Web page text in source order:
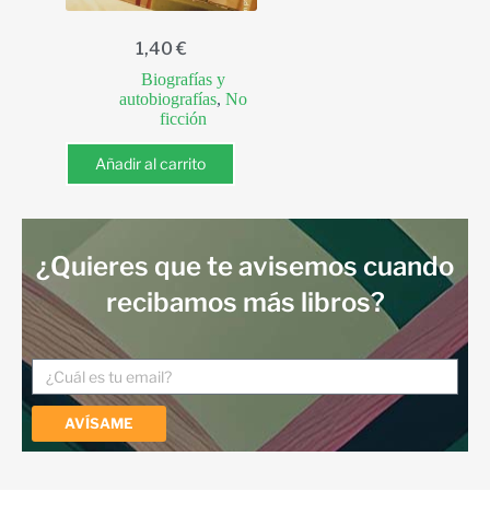
1,40 €
Biografías y
autobiografías, No
ficción
Añadir al carrito
¿Quieres que te avisemos cuando
recibamos más libros?
AVÍSAME